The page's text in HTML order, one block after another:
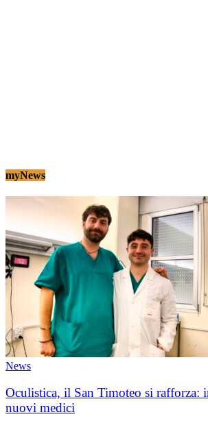
myNews
News
Oculistica, il San Timoteo si rafforza:
nuovi medici